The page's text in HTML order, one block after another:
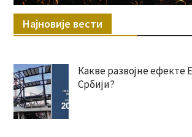
Најновије вести
Какве развојне ефекте
Србији?